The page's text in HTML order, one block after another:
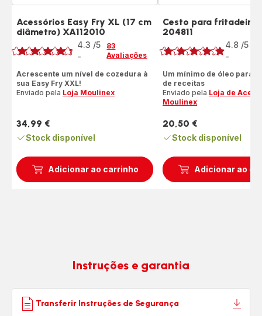
Adicionar ao carrinho
Acessórios Easy Fry XL (17 cm
diâmetro) XA112010
Classificação
4.3 /5
-
83
Avaliações
Acrescente um nível de cozedura à
sua Easy Fry XXL!
Enviado pela Loja Moulinex
Preço
34,99 €
Stock disponível
Adicionar ao
Cesto para fritadeira
204811
Classificação
4.8 /5
-
Um mínimo de óleo para
de receitas
Enviado pela Loja de
Moulinex
Preço
20,50 €
Stock disponível
Instruções e garantia
Transferir Instruções de Segurança